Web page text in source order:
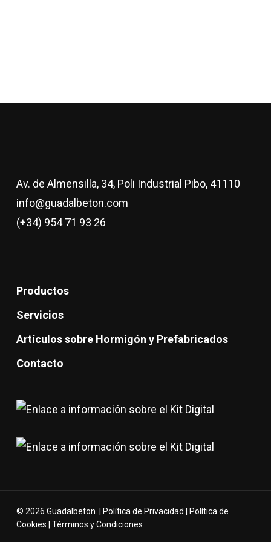
Av. de Almensilla, 34, Poli Industrial Pibo, 41110
info@guadalbeton.com
(+34) 954 71 93 26
Productos
Servicios
Artículos sobre Hormigón y Prefabricados
Contacto
© 2026 Guadalbeton. | Política de Privacidad
Política de
Cookies
Términos y Condiciones